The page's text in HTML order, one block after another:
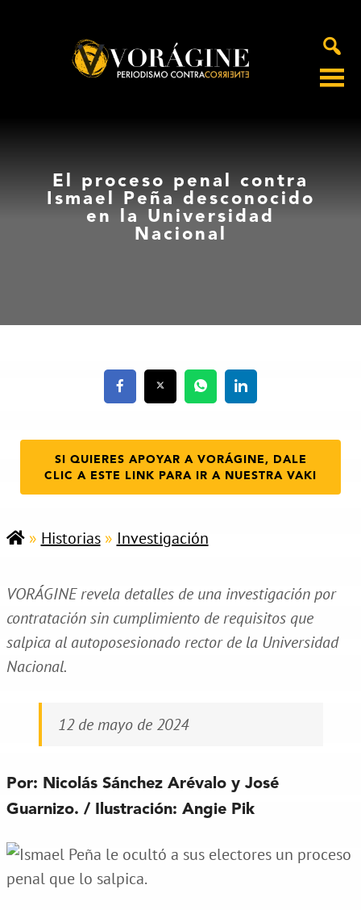
El proceso penal contra
Ismael Peña desconocido
en la Universidad
Nacional
SI QUIERES APOYAR A VORÁGINE, DALE
CLIC A ESTE LINK PARA IR A NUESTRA VAKI
» Historias» Investigación
VORÁGINE revela detalles de una investigación por
contratación sin cumplimiento de requisitos que
salpica al autoposesionado rector de la Universidad
Nacional.
12 de mayo de 2024
Por: Nicolás Sánchez Arévalo y José
Guarnizo. / Ilustración: Angie Pik